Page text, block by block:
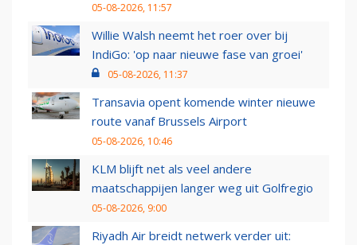
05-08-2026, 11:57
Willie Walsh neemt het roer over bij
IndiGo: 'op naar nieuwe fase van groei'
05-08-2026, 11:37
Transavia opent komende winter nieuwe
route vanaf Brussels Airport
05-08-2026, 10:46
KLM blijft net als veel andere
maatschappijen langer weg uit Golfregio
05-08-2026, 9:00
Riyadh Air breidt netwerk verder uit: